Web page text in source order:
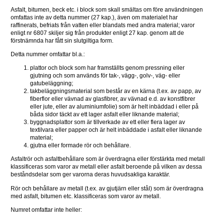
Asfalt, bitumen, beck etc. i block som skall smältas om före användningen
omfattas inte av detta nummer (27 kap.), även om materialet har
raffinerats, befriats från vatten eller blandats med andra material; varor
enligt nr 6807 skiljer sig från produkter enligt 27 kap. genom att de
förstnämnda har fått sin slutgiltiga form.
Detta nummer omfattar bl.a.:
plattor och block som har framställts genom pressning eller
gjutning och som används för tak-, vägg-, golv-, väg- eller
gatubeläggning;
takbeläggningsmaterial som består av en kärna (t.ex. av papp, av
fiberflor eller vävnad av glasfibrer, av vävnad e.d. av konstfibrer
eller jute, eller av aluminiumfolie) som är helt inbäddad i eller på
båda sidor täckt av ett lager asfalt eller liknande material;
byggnadsplattor som är tillverkade av ett eller flera lager av
textilvara eller papper och är helt inbäddade i asfalt eller liknande
material;
gjutna eller formade rör och behållare.
Asfaltrör och asfaltbehållare som är överdragna eller förstärkta med metall
klassificeras som varor av metall eller asfalt beroende på vilken av dessa
beståndsdelar som ger varorna deras huvudsakliga karaktär.
Rör och behållare av metall (t.ex. av gjutjärn eller stål) som är överdragna
med asfalt, bitumen etc. klassificeras som varor av metall.
Numret omfattar inte heller: